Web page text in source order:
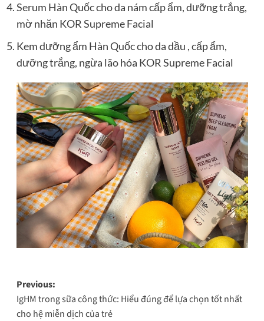
Serum Hàn Quốc cho da nám cấp ẩm, dưỡng trắng,
mờ nhăn KOR Supreme Facial
Kem dưỡng ẩm Hàn Quốc cho da dầu , cấp ẩm,
dưỡng trắng, ngừa lão hóa KOR Supreme Facial
Post
navigation
Previous:
IgHM trong sữa công thức: Hiểu đúng để lựa chọn tốt nhất
cho hệ miễn dịch của trẻ